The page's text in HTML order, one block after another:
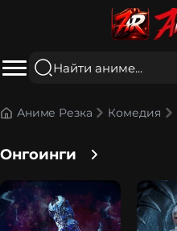
Аниме Резка Комедия
Онгоинги